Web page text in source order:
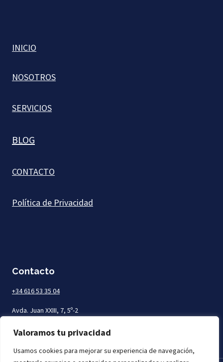
Valoramos tu privacidad
Usamos cookies para mejorar su experiencia de navegación,
INICIO
NOSOTROS
SERVICIOS
BLOG
CONTACTO
Política de Privacidad
Contacto
+34 616 53 35 04
Avda. Juan XXIII, 7, 5º-2
Las Palmas de Gran Canaria